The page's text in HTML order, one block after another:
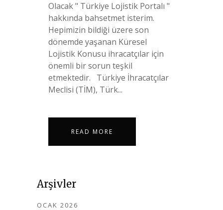
Olacak " Türkiye Lojistik Portalı "
hakkında bahsetmet isterim.
Hepimizin bildiği üzere son
dönemde yaşanan Küresel
Lojistik Konusu ihracatçılar için
önemli bir sorun teşkil
etmektedir. Türkiye İhracatçılar
Meclisi (TİM), Türk...
READ MORE
Arşivler
OCAK 2026